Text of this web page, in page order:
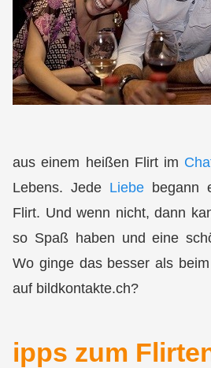
aus einem heißen Flirt im
Lebens. Jede Liebe begann
Flirt. Und wenn nicht, dann
so Spaß haben und eine
Wo ginge das besser als beim
auf bildkontakte.ch?
ipps zum